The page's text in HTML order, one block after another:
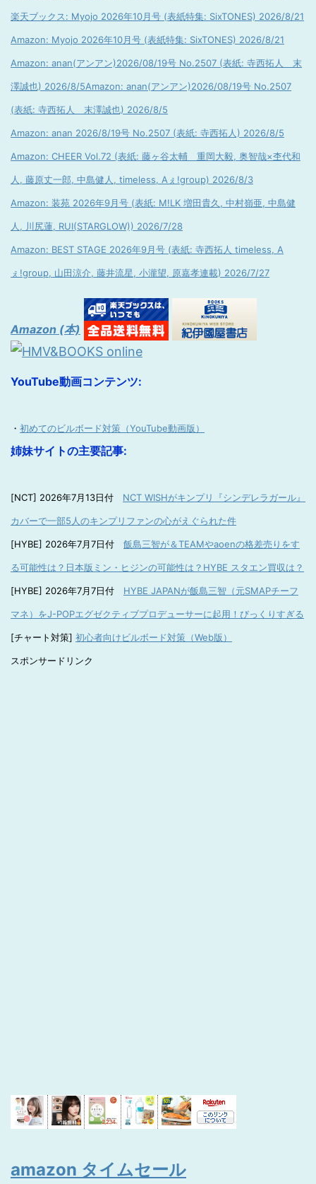
楽天ブックス: Myojo 2026年10月号 (表紙特集: SixTONES) 2026/8/21
Amazon: Myojo 2026年10月号 (表紙特集: SixTONES) 2026/8/21
Amazon: anan(アンアン)2026/08/19号 No.2507 (表紙: 寺西拓人 末
澤誠也) 2026/8/5Amazon: anan(アンアン)2026/08/19号 No.2507
(表紙: 寺西拓人 末澤誠也) 2026/8/5
Amazon: anan 2026/8/19号 No.2507 (表紙: 寺西拓人) 2026/8/5
Amazon: CHEER Vol.72 (表紙: 藤ヶ谷太輔 重岡大毅, 奥智哉×杢代和
人, 藤原丈一郎, 中島健人, timeless, Aぇ!group) 2026/8/3
Amazon: 装苑 2026年9月号 (表紙: M!LK 増田貴久, 中村嶺亜, 中島健
人, 川尻蓮, RUI(STARGLOW)) 2026/7/28
Amazon: BEST STAGE 2026年9月号 (表紙: 寺西拓人 timeless, A
ぇ!group, 山田涼介, 藤井流星, 小瀧望, 原嘉孝連載) 2026/7/27
Amazon (本)
YouTube動画コンテンツ:
・ 初めてのビルボード対策（YouTube動画版）
姉妹サイトの主要記事:
[NCT] 2026年7月13日付 NCT WISHがキンプリ『シンデレラガール』
カバーで一部5人のキンプリファンの心がえぐられた件
[HYBE] 2026年7月7日付 飯島三智が＆TEAMやaoenの格差売りをす
る可能性は？日本版ミン・ヒジンの可能性は？HYBE スタエン買収は？
[HYBE] 2026年7月7日付 HYBE JAPANが飯島三智（元SMAPチーフ
マネ）をJ-POPエグゼクティブプロデューサーに起用！びっくりすぎる
[チャート対策] 初心者向けビルボード対策（Web版）
スポンサードリンク
amazon タイムセール